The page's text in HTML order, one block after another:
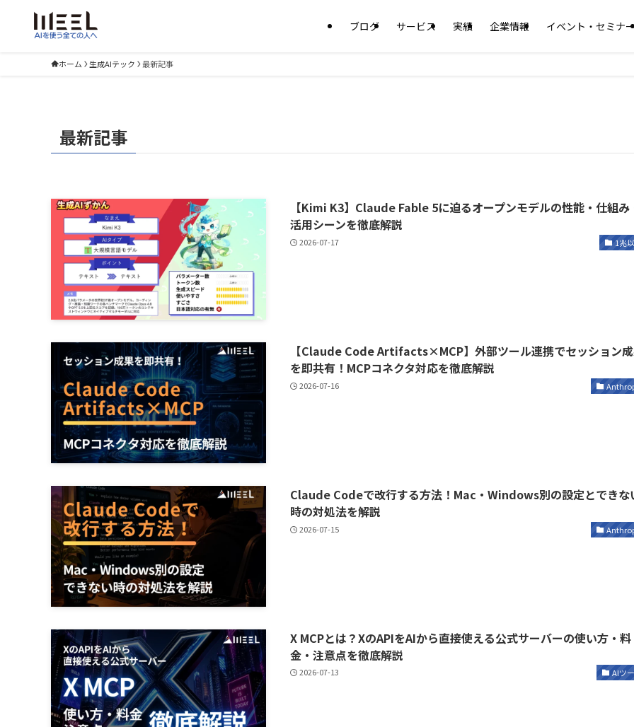
ブログ サービス 実績 企業情報 イベント・セミナ
ホーム 生成AIテック 最新記事
最新記事
【Kimi K3】Claude Fable 5に迫るオープンモデルの性能・仕組み
活用シーンを徹底解説
2026-07-17 1兆
【Claude Code Artifacts×MCP】外部ツール連携でセッション
を即共有！MCPコネクタ対応を徹底解説
2026-07-16
Claude Codeで改行する方法！Mac・Windows別の設定とできな
時の対処法を解説
2026-07-15
X MCPとは？XのAPIをAIから直接使える公式サーバーの使い方・料
金・注意点を徹底解説
2026-07-13 AIツ